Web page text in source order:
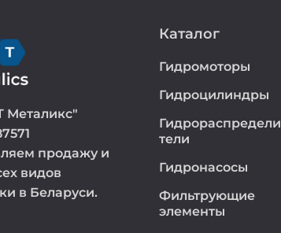
продажу и
видов
в Беларуси.
Каталог
Гидромоторы
Гидроцилиндры
Гидрораспредели
тели
Гидронасосы
Фильтрующие
элементы